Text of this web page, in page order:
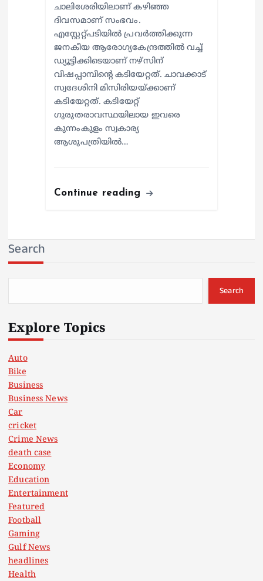
ചാലിശേരിയിലാണ് കഴിഞ്ഞ
ദിവസമാണ് സംഭവം.
എസ്റ്റേറ്റ്പടിയില്‍ പ്രവര്‍ത്തിക്കുന്ന
ജനകീയ ആരോഗ്യകേന്ദ്രത്തില്‍ വച്ച്
ഡ്യൂട്ടിക്കിടെയാണ് നഴ്സിന്
വിഷപ്പാമ്പിന്റെ കടിയേറ്റത്. ചാവക്കാട്
സ്വദേശിനി മിസിരിയയ്ക്കാണ്
കടിയേറ്റത്. കടിയേറ്റ്
ഗുരുതരാവസ്ഥയിലായ ഇവരെ
കുന്നംകുളം സ്വകാര്യ
ആശുപത്രിയില്‍…
Continue reading
Search
Search
Explore Topics
Auto
Bike
Business
Business News
Car
cricket
Crime News
death case
Economy
Education
Entertainment
Featured
Football
Gaming
Gulf News
headlines
Health